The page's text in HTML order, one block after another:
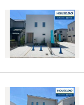
す
る